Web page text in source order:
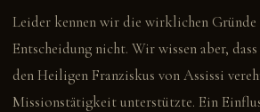
Leider kennen wir die wirklichen Gründe
Entscheidung nicht. Wir wissen aber,
den Heiligen Franziskus von Assissi
Missionstätigkeit unterstützte. Ein